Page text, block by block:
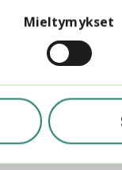
Mieltymykset